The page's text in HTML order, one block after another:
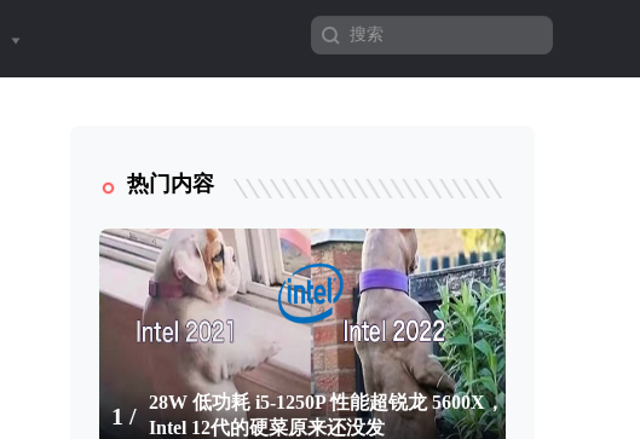
热门内容
1 /
28W 低功耗 i5-1250P 性能超锐龙 5600X，
Intel 12代的硬菜原来还没发